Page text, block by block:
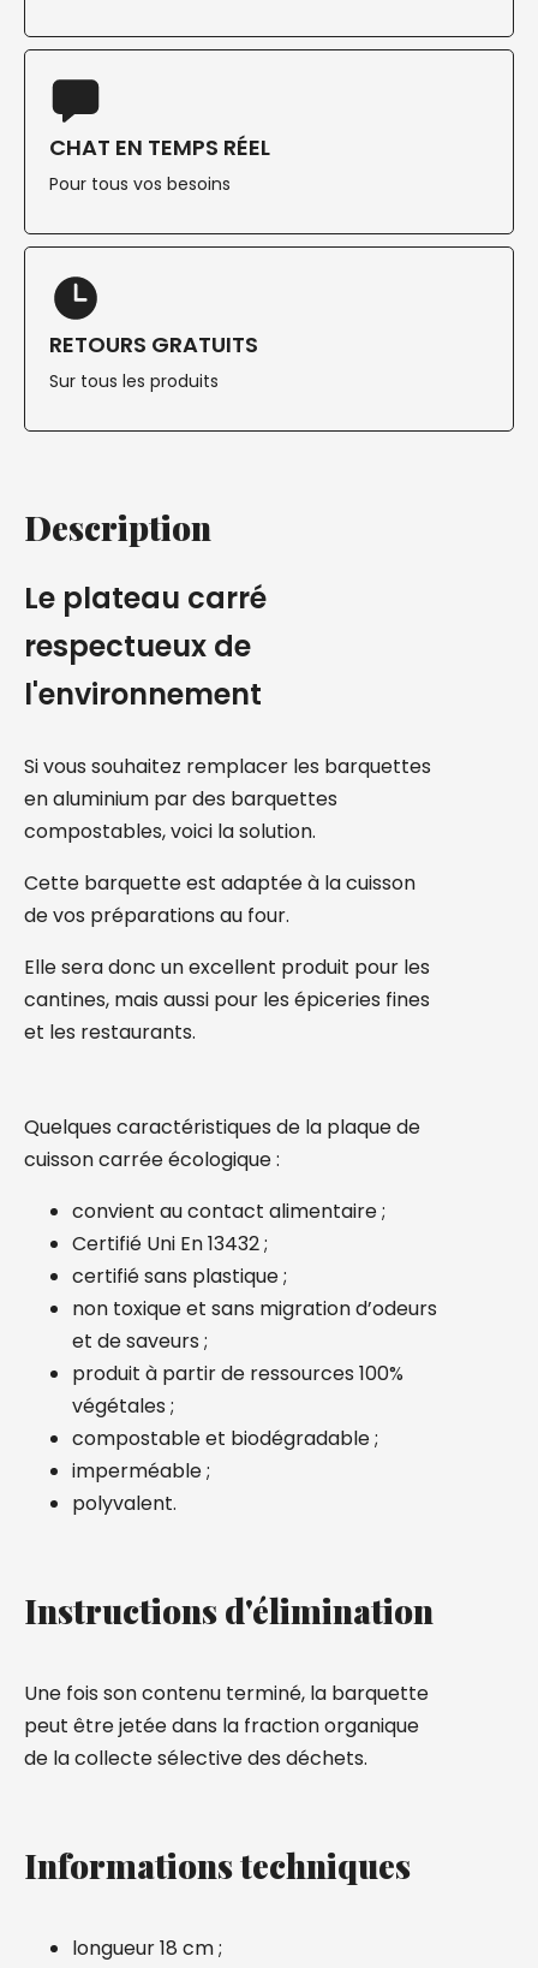
CHAT EN TEMPS RÉEL
Pour tous vos besoins
RETOURS GRATUITS
Sur tous les produits
Description
Le plateau carré
respectueux de
l'environnement
Si vous souhaitez remplacer les barquettes
en aluminium par des barquettes
compostables, voici la solution.
Cette barquette est adaptée à la cuisson
de vos préparations au four.
Elle sera donc un excellent produit pour les
cantines, mais aussi pour les épiceries fines
et les restaurants.
Quelques caractéristiques de la plaque de
cuisson carrée écologique :
convient au contact alimentaire ;
Certifié Uni En 13432 ;
certifié sans plastique ;
non toxique et sans migration d’odeurs
et de saveurs ;
produit à partir de ressources 100%
végétales ;
compostable et biodégradable ;
imperméable ;
polyvalent.
Instructions d'élimination
Une fois son contenu terminé, la barquette
peut être jetée dans la fraction organique
de la collecte sélective des déchets.
Informations techniques
longueur 18 cm ;